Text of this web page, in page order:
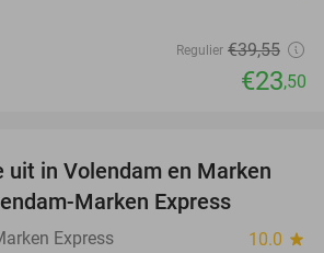
Regulier €39,55
€23,50
55%
uit in Volendam en Marken
Marken Express
Express 10.0 star